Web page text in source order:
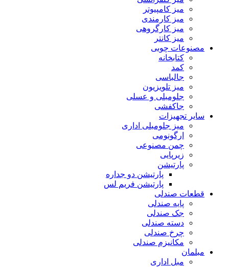
میز کامپیوتر
میز کارمندی
میز کارگروهی
میز کانتر
مصنوعات چوبی
کتابخانه
کمد
جالباسی
میز تلویزیون
جلومبلی و عسلی
جاکفشی
سایر تجهیزات
میز جلومبلی اداری
ارگونومی
چمن مصنوعی
زیرپایی
پارتیشن
پارتیشن دو جداره
پارتیشن فریم لس
قطعات صندلی
پایه صندلی
جک صندلی
دسته صندلی
چرخ صندلی
مکانیزم صندلی
مبلمان
مبل اداری